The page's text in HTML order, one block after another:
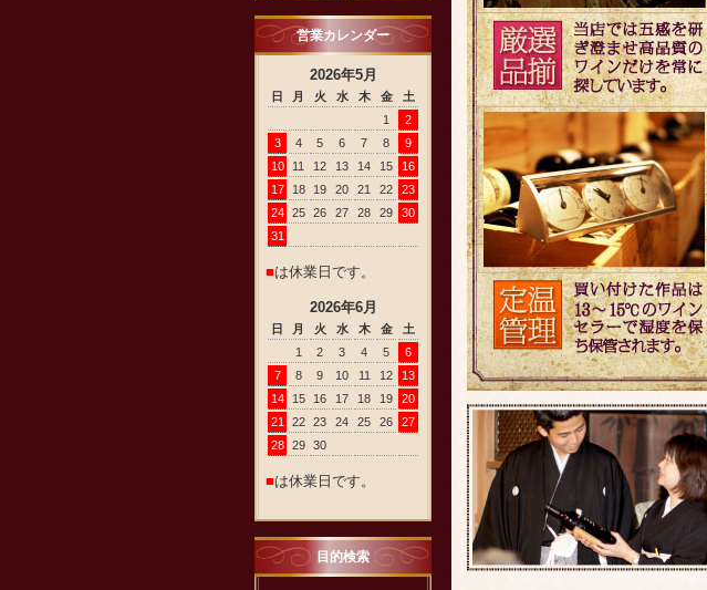
営業カレンダー
2026年5月
日 月 火 水 木 金
土
1
2
3
4 5 6 7 8
9
10
11 12 13 14 15
16
17
18 19 20 21 22
23
24
25 26 27 28 29
30
31
■は休業日です。
2026年6月
日 月 火 水 木 金
土
1
2 3 4 5
6
7
8 9 10 11 12
13
14
15 16 17 18 19
20
21
22 23 24 25 26
27
28
29 30
■は休業日です。
目的検索